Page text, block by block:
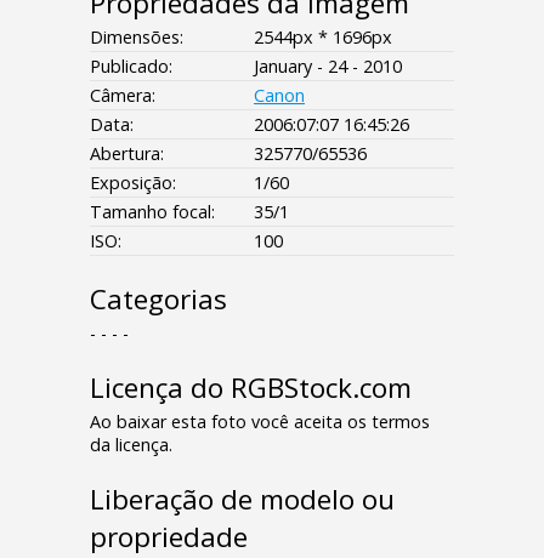
Dimensões:
2544px * 1696px
Publicado:
January - 24 - 2010
Câmera:
Canon
Data:
2006:07:07 16:45:26
Abertura:
325770/65536
Exposição:
1/60
Tamanho focal:
35/1
ISO:
100
Categorias
- - - -
Licença do RGBStock.com
Ao baixar esta foto você aceita os termos
da licença.
Liberação de modelo ou
propriedade